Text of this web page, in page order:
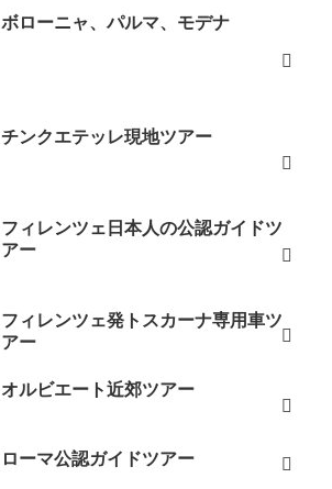
ボローニャ、パルマ、モデナ
チンクエテッレ現地ツアー
フィレンツェ日本人の公認ガイドツ
アー
フィレンツェ発トスカーナ専用車ツ
アー
オルビエート近郊ツアー
ローマ公認ガイドツアー